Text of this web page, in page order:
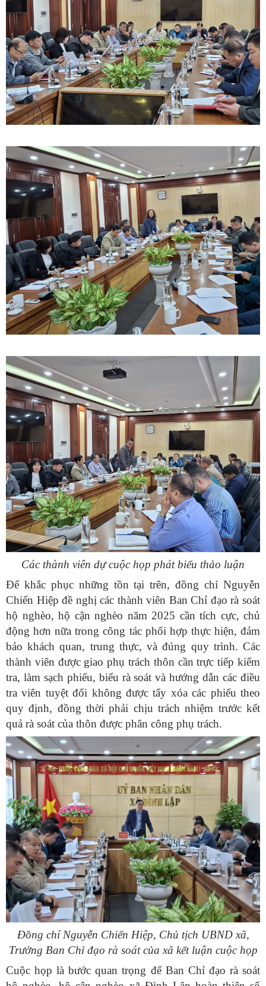
Các thành viên dự cuộc họp phát biểu thảo luận
Để khắc phục những tồn tại trên, đồng chí Nguyễn
Chiến Hiệp đề nghị các thành viên Ban Chỉ đạo rà soát
hộ nghèo, hộ cận nghèo năm 2025 cần tích cực, chủ
động hơn nữa trong công tác phối hợp thực hiện, đảm
bảo khách quan, trung thực, và đúng quy trình. Các
thành viên được giao phụ trách thôn cần trực tiếp kiểm
tra, làm sạch phiếu, biểu rà soát và hướng dẫn các điều
tra viên tuyệt đối không được tẩy xóa các phiếu theo
quy định, đồng thời phải chịu trách nhiệm trước kết
quả rà soát của thôn được phân công phụ trách.
Đồng chí Nguyễn Chiến Hiệp, Chủ tịch UBND xã,
Trưởng Ban Chỉ đạo rà soát của xã kết luận cuộc họp
Cuộc họp là bước quan trọng để Ban Chỉ đạo rà soát